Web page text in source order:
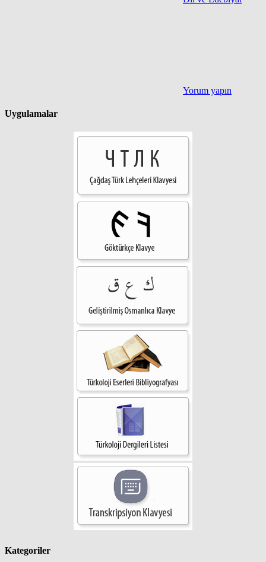
Yorum yapın
Uygulamalar
Kategoriler